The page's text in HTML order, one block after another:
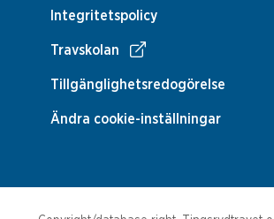
Integritetspolicy
Travskolan
Tillgänglighetsredogörelse
Ändra cookie-inställningar